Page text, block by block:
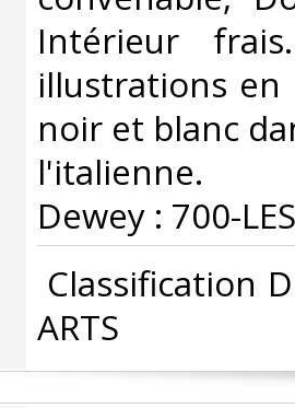
Intérieur
illustrations
noir et blanc
l'italienne.
Dewey : 700-
Classification
ARTS‎